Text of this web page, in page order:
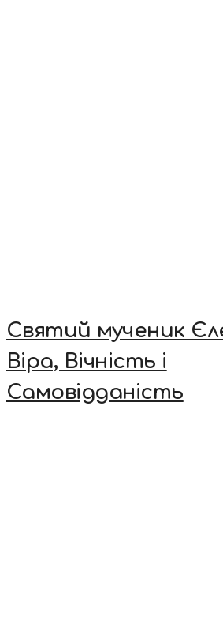
Святий мученик
Віра, Вічність і
Самовідданість